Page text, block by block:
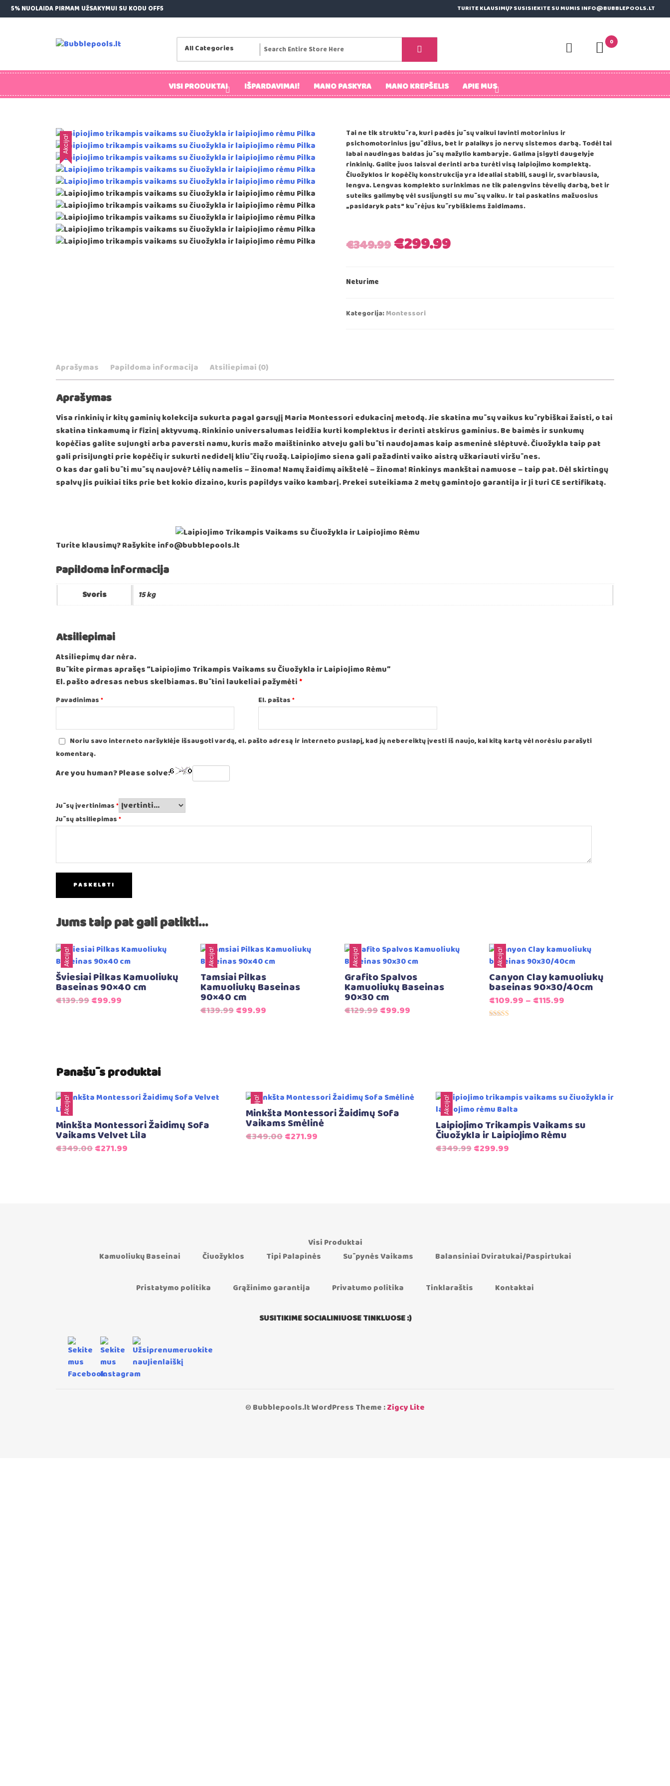
Skip
to
5% NUOLAIDA PIRMAM UŽSAKYMUI SU KODU OFF5 TURITE KLAUSIMŲ? SUSISIEKITE SU MUMIS INFO@BUBBLEPOOLS.LT
0
VISI PRODUKTAI IŠPARDAVIMAI! MANO PASKYRA MANO KREPŠELIS APIE MUS
Akcija!
Tai ne tik struktūra, kuri padės jūsų vaikui lavinti motorinius ir
psichomotorinius įgūdžius, bet ir palaikys jo nervų sistemos darbą. Todėl tai
labai naudingas baldas jūsų mažylio kambaryje. Galima įsigyti daugelyje
rinkinių. Galite juos laisvai derinti arba turėti visą laipiojimo komplektą.
Čiuožyklos ir kopėčių konstrukcija yra idealiai stabili, saugi ir, svarbiausia,
lengva. Lengvas komplekto surinkimas ne tik palengvins tėvelių darbą, bet ir
suteiks galimybę vėl susijungti su mūsų vaiku. Ir tai paskatins mažuosius
„pasidaryk pats“ kūrėjus kūrybiškiems žaidimams.
€349.99Original
€349.99.
€299.99Current
Neturime
Kategorija:Montessori
Aprašymas Papildoma informacija Atsiliepimai (0)
Aprašymas
Visa rinkinių ir kitų gaminių kolekcija sukurta pagal garsųjį Maria Montessori edukacinį metodą. Jie skatina mūsų vaikus kūrybiškai žaisti, o tai
skatina tinkamumą ir fizinį aktyvumą. Rinkinio universalumas leidžia kurti komplektus ir derinti atskirus gaminius. Be baimės ir sunkumų
kopėčias galite sujungti arba paversti namu, kuris mažo maištininko atveju gali būti naudojamas kaip asmeninė slėptuvė. Čiuožykla taip pat
gali prisijungti prie kopėčių ir sukurti nedidelį kliūčių ruožą. Laipiojimo siena gali pažadinti vaiko aistrą užkariauti viršūnes.
O kas dar gali būti mūsų naujovė? Lėlių namelis – žinoma! Namų žaidimų aikštelė – žinoma! Rinkinys mankštai namuose – taip pat. Dėl skirtingų
spalvų jis puikiai tiks prie bet kokio dizaino, kuris papildys vaiko kambarį. Prekei suteikiama 2 metų gamintojo garantija ir ji turi CE sertifikatą.
Turite klausimų? Rašykite info@bubblepools.lt
Papildoma informacija
Svoris 15 kg
Atsiliepimai
Atsiliepimų dar nėra.
Būkite pirmas aprašęs “Laipiojimo Trikampis Vaikams su Čiuožykla ir Laipiojimo Rėmu”
El. pašto adresas nebus skelbiamas.Būtini laukeliai pažymėti *
Pavadinimas* El. paštas*
Noriu savo interneto naršyklėje išsaugoti vardą, el. pašto adresą ir interneto puslapį, kad jų nebereiktų įvesti iš naujo, kai kitą kartą vėl norėsiu parašyti
komentarą.
Are you human? Please solve:
Jūsų įvertinimas*
Jūsų atsiliepimas*
Jums taip pat gali patikti…
Akcija!
Šviesiai Pilkas Kamuoliukų
Baseinas 90×40 cm
€139.99Original
€99.99
Akcija!
Tamsiai Pilkas
Kamuoliukų Baseinas
90×40 cm
€139.99Original
€99.99Current
Akcija!
Grafito Spalvos
Kamuoliukų Baseinas
90×30 cm
€129.99Original
€99.99
Akcija!
Canyon Clay kamuoliukų
baseinas 90×30/40cm
€109.99 – €115.99
Panašūs produktai
Akcija!
Minkšta Montessori Žaidimų Sofa
Vaikams Velvet Lila
€349.00Original
€271.99
Akcija!
Minkšta Montessori Žaidimų Sofa
Vaikams Smėlinė
€349.00Original
€271.99Current
Akcija!
Laipiojimo Trikampis Vaikams su
Čiuožykla ir Laipiojimo Rėmu
€349.99Original
€299.99Current
Visi Produktai
Kamuoliukų Baseinai
Čiuožyklos Tipi Palapinės Sūpynės Vaikams Balansiniai Dviratukai/Paspirtukai
Pristatymo politika Grąžinimo garantija Privatumo politika Tinklaraštis Kontaktai
SUSITIKIME SOCIALINIUOSE TINKLUOSE :)
© Bubblepools.lt WordPress Theme :Zigcy Lite